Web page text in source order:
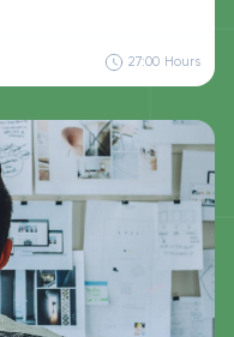
27:00 Hours